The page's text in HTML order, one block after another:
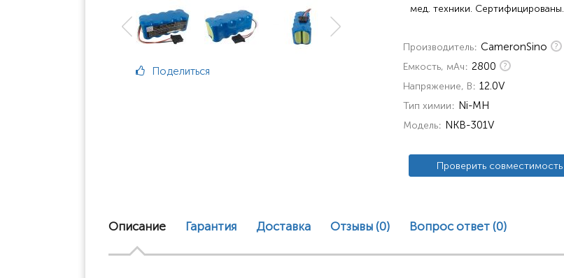
Поделиться
мед. техники. Сертифицированы.
Производитель CameronSino
Емкость, мАч 2800
Напряжение, В 12.0V
Тип химии Ni-MH
Модель NKB-301V
Проверить совместимость
Описание Гарантия Доставка Отзывы (0) Вопрос ответ (0)